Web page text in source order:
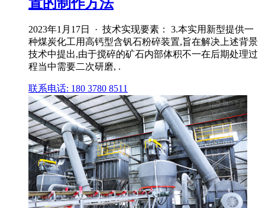
2023年1月17日 · 技术实现要素： 3.本实用新型提供一
种煤炭化工用高钙型含钒石粉碎装置,旨在解决上述背景
技术中提出,由于搅碎的矿石内部体积不一在后期处理过
程当中需要二次研磨, .
联系电话: 180 3780 8511